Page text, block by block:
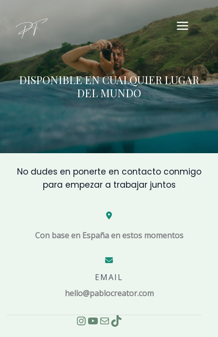
contenido
DISPONIBLE EN CUALQUIER LUGAR
DEL MUNDO
No dudes en ponerte en contacto conmigo
para empezar a trabajar juntos
Con base en España en estos momentos
EMAIL
hello@pablocreator.com
Instagram
YouTube
MailTikTok